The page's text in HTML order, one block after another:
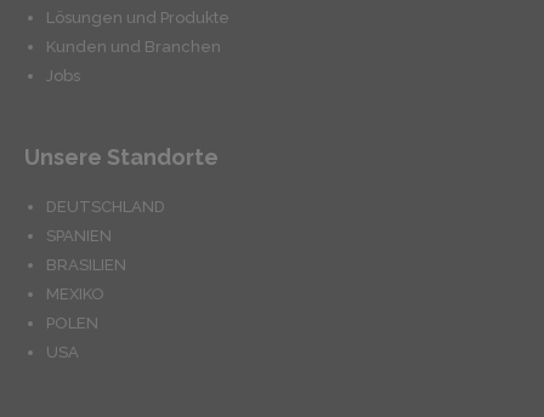
Lösungen und Produkte
Kunden und Branchen
Jobs
Unsere Standorte
DEUTSCHLAND
SPANIEN
BRASILIEN
MEXIKO
POLEN
USA